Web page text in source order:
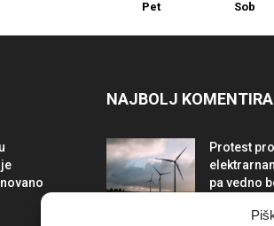
Pet Sob
NAJBOLJ
Protest
pa vedno